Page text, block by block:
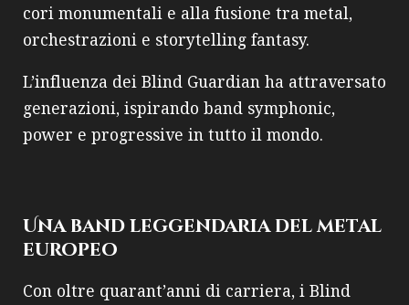
cori monumentali e alla fusione tra metal,
orchestrazioni e storytelling fantasy.
L’influenza dei Blind Guardian ha attraversato
generazioni, ispirando band symphonic,
power e progressive in tutto il mondo.
Una band leggendaria del metal
europeo
Con oltre quarant’anni di carriera, i Blind